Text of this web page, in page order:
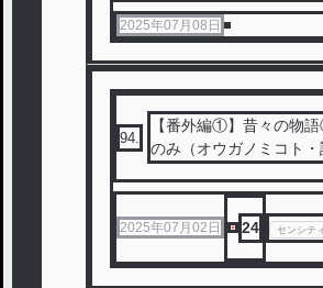
2025年07月08日
94.
【番外編①】昔々の物
のみ（オウガノミコト・
2025年07月02日 24 センシテ